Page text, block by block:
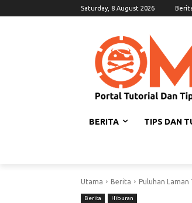
Saturday, 8 August 2026
BERITA TIPS DAN
Utama Berita Puluhan
Berita Hiburan